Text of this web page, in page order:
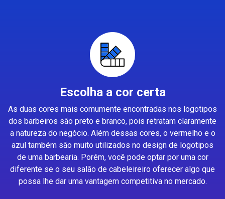
Escolha a cor certa
As duas cores mais comumente encontradas nos logotipos
dos barbeiros são preto e branco, pois retratam claramente
a natureza do negócio. Além dessas cores, o vermelho e o
azul também são muito utilizados no design de logotipos
de uma barbearia. Porém, você pode optar por uma cor
diferente se o seu salão de cabeleireiro oferecer algo que
possa lhe dar uma vantagem competitiva no mercado.